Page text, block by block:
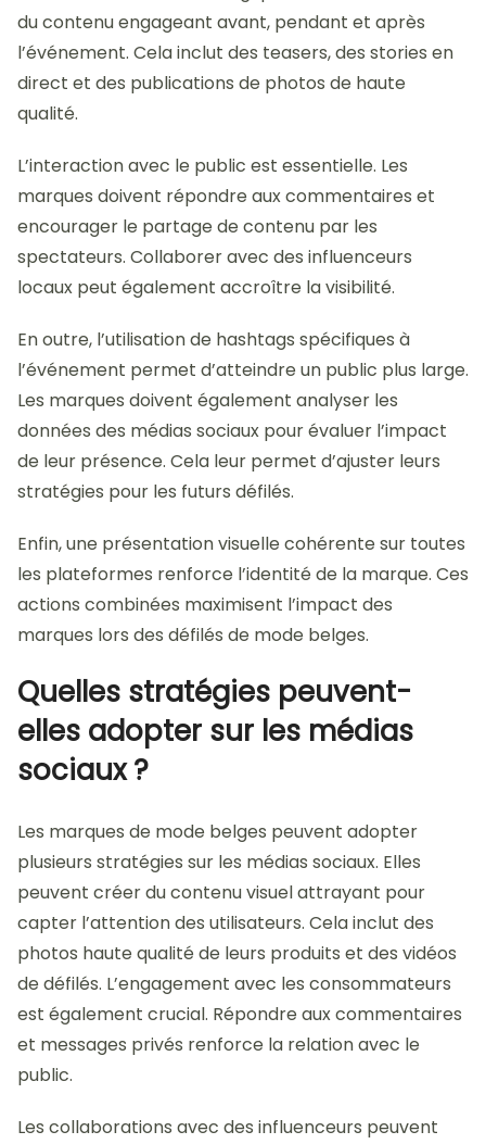
du contenu engageant avant, pendant et après
l’événement. Cela inclut des teasers, des stories en
direct et des publications de photos de haute
qualité.
L’interaction avec le public est essentielle. Les
marques doivent répondre aux commentaires et
encourager le partage de contenu par les
spectateurs. Collaborer avec des influenceurs
locaux peut également accroître la visibilité.
En outre, l’utilisation de hashtags spécifiques à
l’événement permet d’atteindre un public plus large.
Les marques doivent également analyser les
données des médias sociaux pour évaluer l’impact
de leur présence. Cela leur permet d’ajuster leurs
stratégies pour les futurs défilés.
Enfin, une présentation visuelle cohérente sur toutes
les plateformes renforce l’identité de la marque. Ces
actions combinées maximisent l’impact des
marques lors des défilés de mode belges.
Quelles stratégies peuvent-
elles adopter sur les médias
sociaux ?
Les marques de mode belges peuvent adopter
plusieurs stratégies sur les médias sociaux. Elles
peuvent créer du contenu visuel attrayant pour
capter l’attention des utilisateurs. Cela inclut des
photos haute qualité de leurs produits et des vidéos
de défilés. L’engagement avec les consommateurs
est également crucial. Répondre aux commentaires
et messages privés renforce la relation avec le
public.
Les collaborations avec des influenceurs peuvent